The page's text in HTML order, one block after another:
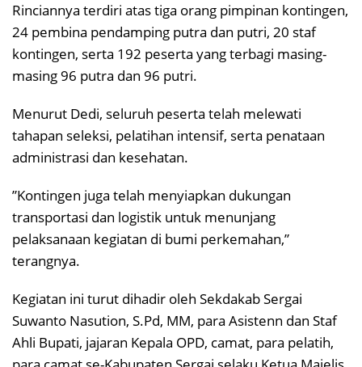
Rinciannya terdiri atas tiga orang pimpinan kontingen,
24 pembina pendamping putra dan putri, 20 staf
kontingen, serta 192 peserta yang terbagi masing-
masing 96 putra dan 96 putri.
Menurut Dedi, seluruh peserta telah melewati
tahapan seleksi, pelatihan intensif, serta penataan
administrasi dan kesehatan.
”Kontingen juga telah menyiapkan dukungan
transportasi dan logistik untuk menunjang
pelaksanaan kegiatan di bumi perkemahan,”
terangnya.
Kegiatan ini turut dihadir oleh Sekdakab Sergai
Suwanto Nasution, S.Pd, MM, para Asistenn dan Staf
Ahli Bupati, jajaran Kepala OPD, camat, para pelatih,